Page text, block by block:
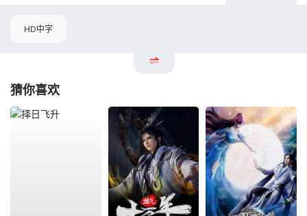
HD中字
猜你喜欢